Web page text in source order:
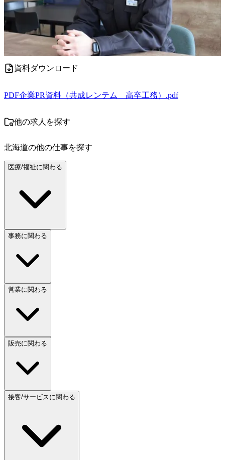
資料ダウンロード
PDF企業PR資料（共成レンテム＿高卒工務）.pdf
他の求人を探す
北海道の他の仕事を探す
医療/福祉に関わる
事務に関わる
営業に関わる
販売に関わる
接客/サービスに関わる